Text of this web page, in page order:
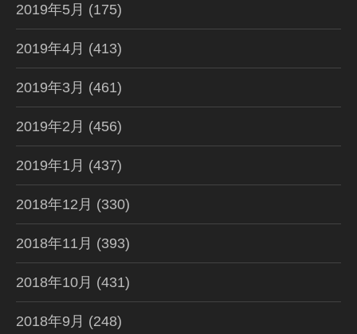
2019年5月 (175)
2019年4月 (413)
2019年3月 (461)
2019年2月 (456)
2019年1月 (437)
2018年12月 (330)
2018年11月 (393)
2018年10月 (431)
2018年9月 (248)